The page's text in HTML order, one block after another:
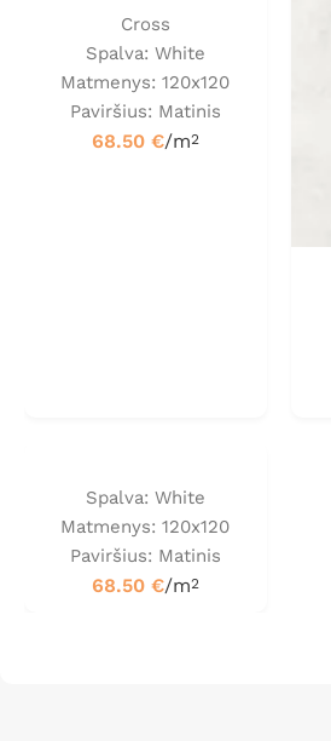
Cross
Spalva: White
Matmenys: 120x120
Paviršius: Matinis
68.50 €/m2
Spalva: White
Matmenys: 120x120
Paviršius: Matinis
68.50 €/m2